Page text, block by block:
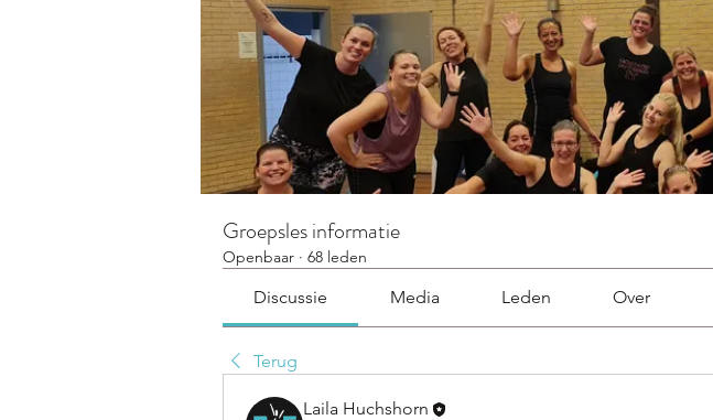
Groepsles informatie
Openbaar · 68 leden
Discussie Media Leden Over
Terug
Laila Huchshorn